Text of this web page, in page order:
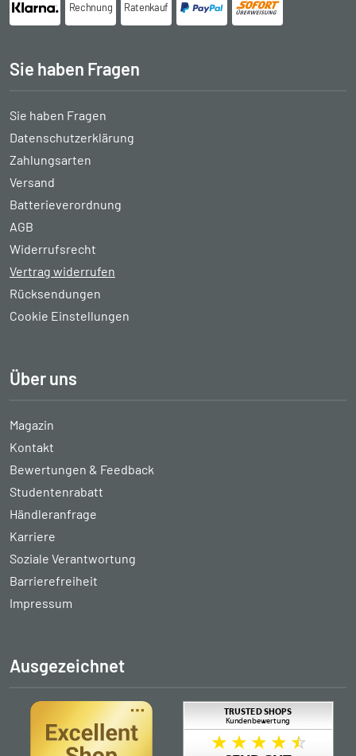
Rechnung Ratenkauf
Sie haben Fragen
Sie haben Fragen
Datenschutzerklärung
Zahlungsarten
Versand
Batterieverordnung
AGB
Widerrufsrecht
Vertrag widerrufen
Rücksendungen
Cookie Einstellungen
Über uns
Magazin
Kontakt
Bewertungen & Feedback
Studentenrabatt
Händleranfrage
Karriere
Soziale Verantwortung
Barrierefreiheit
Impressum
Ausgezeichnet